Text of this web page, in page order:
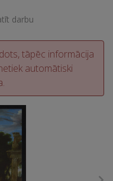
darbu
tāpēc informācija
automātiski